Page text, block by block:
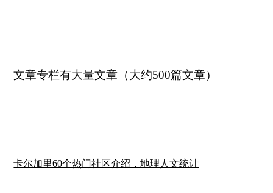
文章专栏有大量文章（大约500篇文章）
卡尔加里60个热门社区介绍，地理人文统计